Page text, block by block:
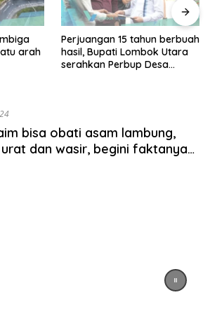
arah
Perjuangan 15 tahun berbuah
hasil, Bupati Lombok Utara
serahkan Perbup Desa
bisa obati asam lambung,
dan wasir, begini faktanya…